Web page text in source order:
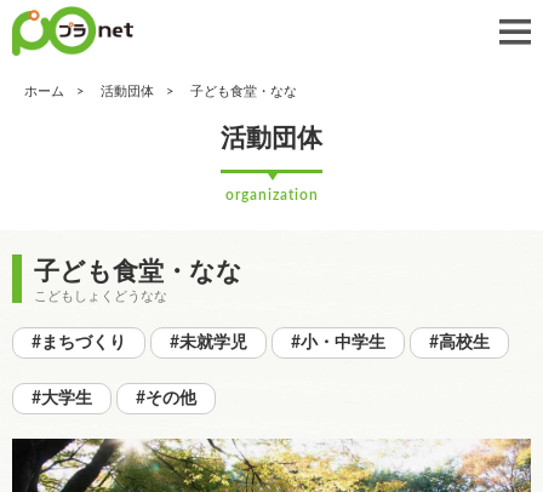
ホーム 活動団体 子ども食堂・なな
活動団体
organization
子ども食堂・なな
こどもしょくどうなな
#まちづくり #未就学児 #小・中学生 #高校生
#大学生 #その他